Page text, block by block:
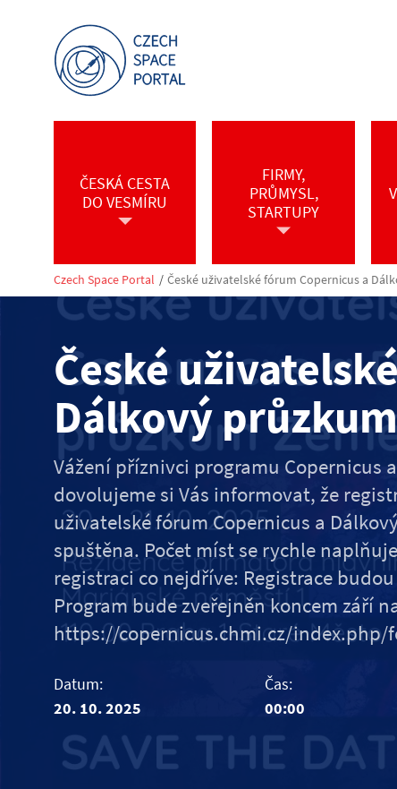
ČESKÁ CESTA
DO VESMÍRU
FIRMY,
PRŮMYSL,
STARTUPY
Czech Space Portal / České uživatelské fórum Copernicus a
České
Dálkový
Vážení příznivci programu Copernicus
dovolujeme si Vás informovat, že
uživatelské fórum Copernicus a
spuštěna. Počet míst se rychle
registraci co nejdříve: Registrace
Program bude zveřejněn koncem září
https://copernicus.chmi.cz/
Datum:
20. 10. 2025
Čas:
00:00